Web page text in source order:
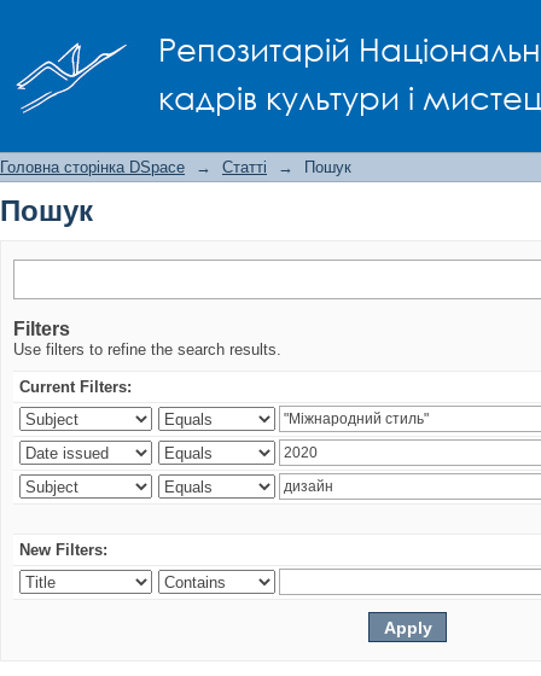
Репозитарій
кадрів культури і
Головна сторінка DSpace → Статті → Пошук
Пошук
Filters
Use filters to refine the search results.
Current Filters:
New Filters: